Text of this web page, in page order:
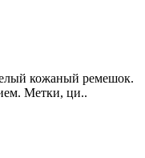
кожаный ремешок.
Метки, ци..